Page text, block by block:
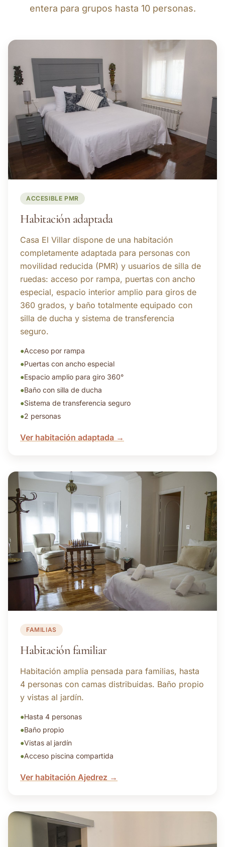
entera para grupos hasta 10 personas.
ACCESIBLE PMR
Habitación adaptada
Casa El Villar dispone de una habitación
completamente adaptada para personas con
movilidad reducida (PMR) y usuarios de silla de
ruedas: acceso por rampa, puertas con ancho
especial, espacio interior amplio para giros de
360 grados, y baño totalmente equipado con
silla de ducha y sistema de transferencia
seguro.
●Acceso por rampa
●Puertas con ancho especial
●Espacio amplio para giro 360°
●Baño con silla de ducha
●Sistema de transferencia seguro
●2 personas
Ver habitación adaptada →
FAMILIAS
Habitación familiar
Habitación amplia pensada para familias, hasta
4 personas con camas distribuidas. Baño propio
y vistas al jardín.
●Hasta 4 personas
●Baño propio
●Vistas al jardín
●Acceso piscina compartida
Ver habitación Ajedrez →